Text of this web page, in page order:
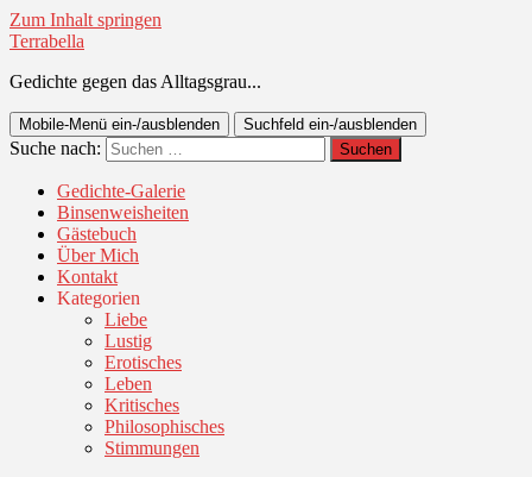
Zum Inhalt springen
Terrabella
Gedichte gegen das Alltagsgrau...
Mobile-Menü ein-/ausblenden Suchfeld ein-/ausblenden
Suche nach:
Gedichte-Galerie
Binsenweisheiten
Gästebuch
Über Mich
Kontakt
Kategorien
Liebe
Lustig
Erotisches
Leben
Kritisches
Philosophisches
Stimmungen